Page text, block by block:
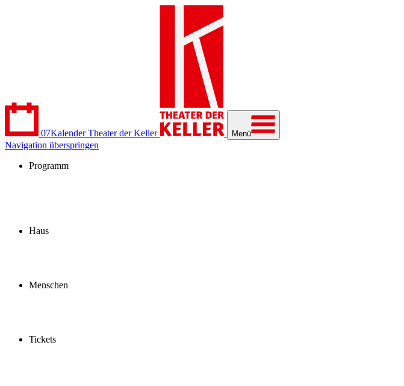
07Kalender Theater der Keller Menü
Navigation überspringen
Programm
Haus
Menschen
Tickets